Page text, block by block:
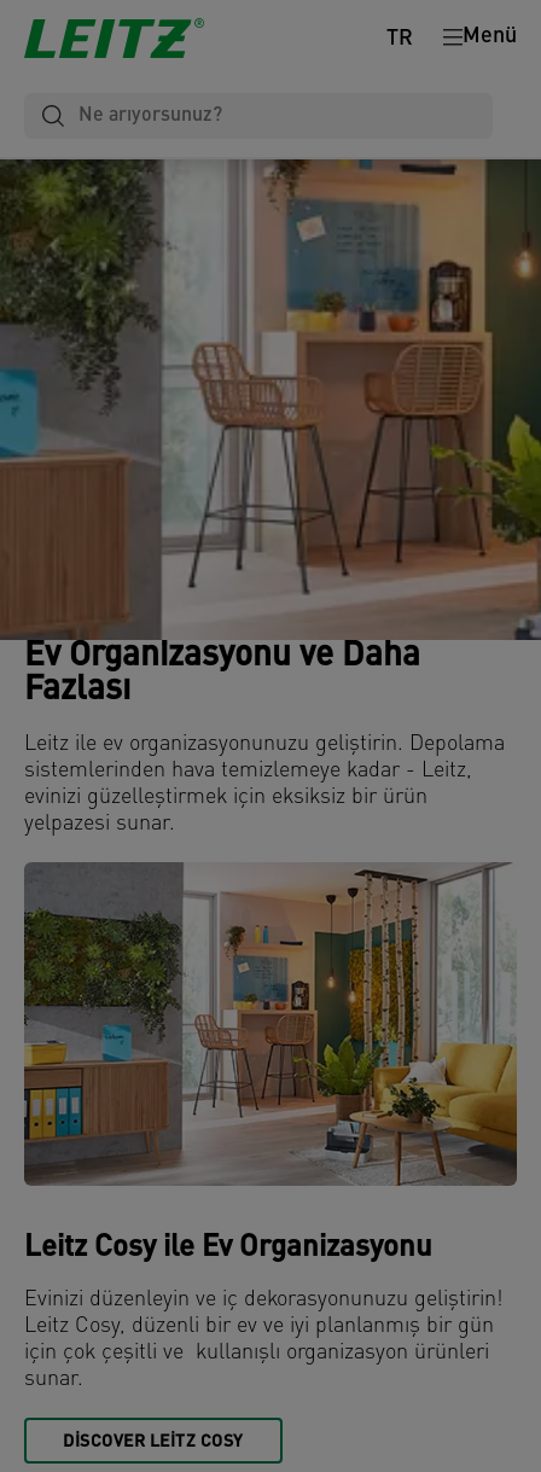
Menü
TR
Ev Organizasyonu ve Daha
Fazlası
Leitz ile ev organizasyonunuzu geliştirin. Depolama
sistemlerinden hava temizlemeye kadar - Leitz,
evinizi güzelleştirmek için eksiksiz bir ürün
yelpazesi sunar.
Leitz Cosy ile Ev Organizasyonu
Evinizi düzenleyin ve iç dekorasyonunuzu geliştirin!
Leitz Cosy, düzenli bir ev ve iyi planlanmış bir gün
için çok çeşitli ve kullanışlı organizasyon ürünleri
sunar.
DISCOVER LEITZ COSY